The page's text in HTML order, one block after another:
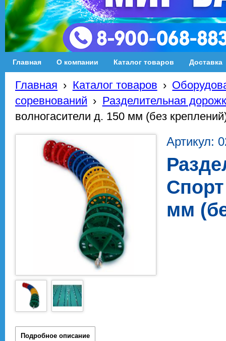
Главная О компании Каталог товаров Доставка
Главная › Каталог товаров ›
соревнований › Разделительная
волногасители д. 150 мм (без
Артикул:
мм
Подробное описание